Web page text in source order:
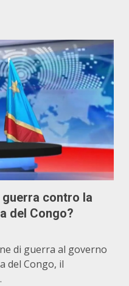
guerra contro la
del Congo?
di guerra al governo
del Congo, il